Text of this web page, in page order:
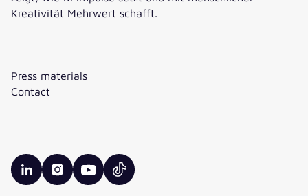
Kreativität Mehrwert schafft.
Press materials
Contact
valantic LinkedIn
valantic Instagram
valantic YouTube
valantic TikTok